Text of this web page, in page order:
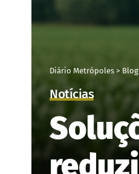
Diário Metrópoles > Blog
Notícias